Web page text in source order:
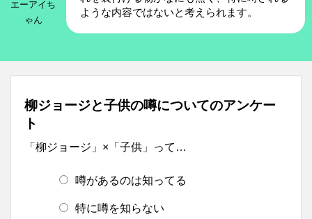
エーアイち
ゃん
ような内容ではないと考えられます。
柳ジョージと子供の噂についてのアンケー
ト
「柳ジョージ」×「子供」って…
噂があるのは知ってる
特に噂を知らない